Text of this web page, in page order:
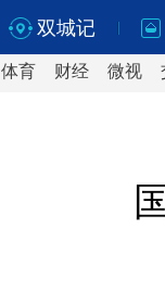
双城记
体育 财经 微视